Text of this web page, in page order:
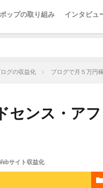
ップの取り組み インタビュ
ログの収益化 ブログで月５万円
センス・ア
サイト収益化